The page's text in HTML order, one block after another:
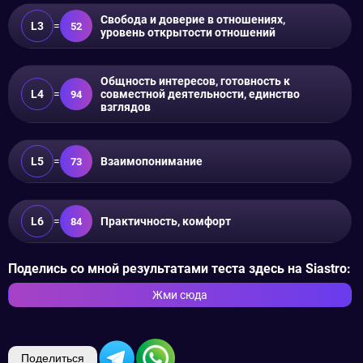
L3 = 52
Свобода и доверие в отношениях,
уровень открытости отношений
L4 = 94
Общность интересов, готовность к
совместной деятельности, единство
взглядов
L5 = 73 Взаимопонимание
L6 = 84 Практичность, комфорт
Поделись со мной результатами теста здесь на Siastro:
Жми сюда
Поделиться